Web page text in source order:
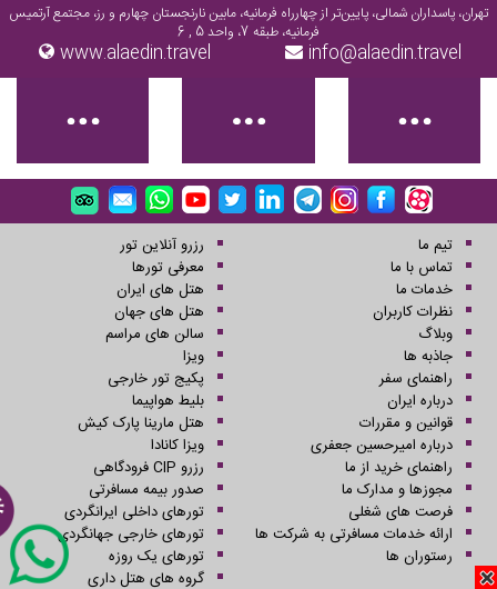
تهران، پاسداران شمالی، پایین‌تر از چهارراه فرمانیه، مابین نارنجستان چهارم و رز، مجتمع آرتمیس
فرمانیه، طبقه 7، واحد 5 , 6
info@alaedin.travel
www.alaedin.travel
تیم ما
تماس با ما
خدمات ما
نظرات کاربران
وبلاگ
جاذبه ها
راهنمای سفر
درباره ایران
قوانین و مقررات
درباره امیرحسین جعفری
راهنمای خرید از ما
مجوزها و مدارک ما
فرصت های شغلی
ارائه خدمات مسافرتی به شرکت ها
رستوران ها
رزرو آنلاین تور
معرفی تورها
هتل های ایران
هتل های جهان
سالن های مراسم
ویزا
پکیج تور خارجی
بلیط هواپیما
هتل مارینا پارک کیش
ویزا کانادا
رزرو CIP فرودگاهی
صدور بیمه مسافرتی
تورهای داخلی ایرانگردی
تورهای خارجی جهانگردی
تورهای یک روزه
گروه های هتل داری